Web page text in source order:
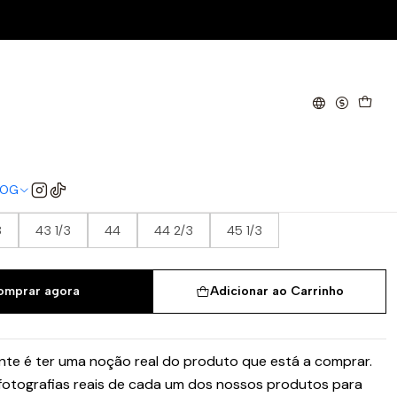
(Women's)
OG Off White Core Purple
38
43 1/3 44 44 2/3 45 1/3
Adicionar ao Carrinho
agora
é ter uma noção real do produto que está a comprar.
reais de cada um dos nossos produtos para